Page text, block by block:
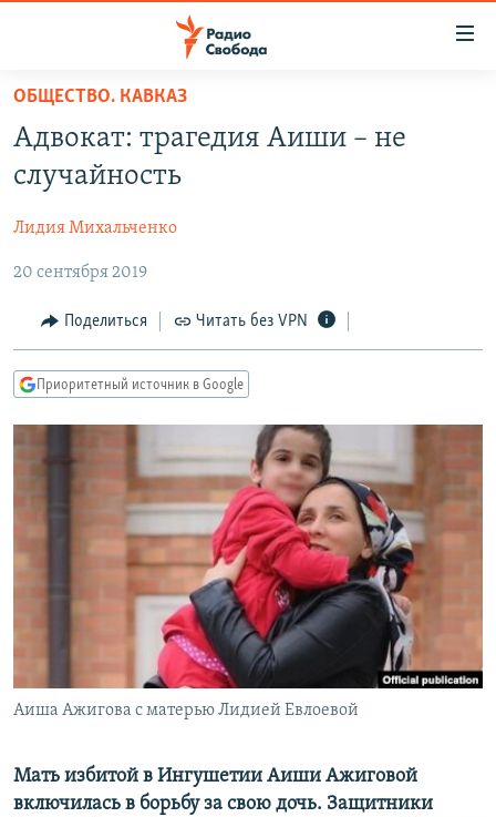
упрощенного
доступа
основному
Вернутся
главной
навигации
Вернутся
поиску
ПОДКАСТЫ
АВТОРСКИЕ ПРОЕКТЫ
ЦИТАТЫ СВОБОДЫ
МНЕНИЯ
КУЛЬТУРА
IDEL.РЕАЛИИ
КАВКАЗ.РЕАЛИИ
СИБИРЬ.РЕАЛИИ
РАСПИСАНИЕ ВЕЩАНИЯ
ПОДПИШИТЕСЬ НА РАССЫЛКУ
Все сайты РСЕ/РС
ОБЩЕСТВО. КАВКАЗ
Адвокат: трагедия Аиши – не
случайность
Лидия Михальченко
20 сентября 2019
Поделиться Читать без VPN
Приоритетный источник в Google
Аиша Ажигова с матерью Лидией Евлоевой
Мать избитой в Ингушетии Аиши Ажиговой
включилась в борьбу за свою дочь. Защитники